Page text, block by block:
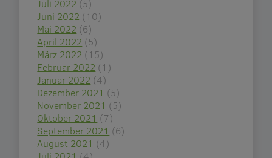
Juli 2022 (5)
Juni 2022 (10)
Mai 2022 (6)
April 2022 (5)
März 2022 (15)
Februar 2022 (1)
Januar 2022 (4)
Dezember 2021 (5)
November 2021 (5)
Oktober 2021 (7)
September 2021 (6)
August 2021 (4)